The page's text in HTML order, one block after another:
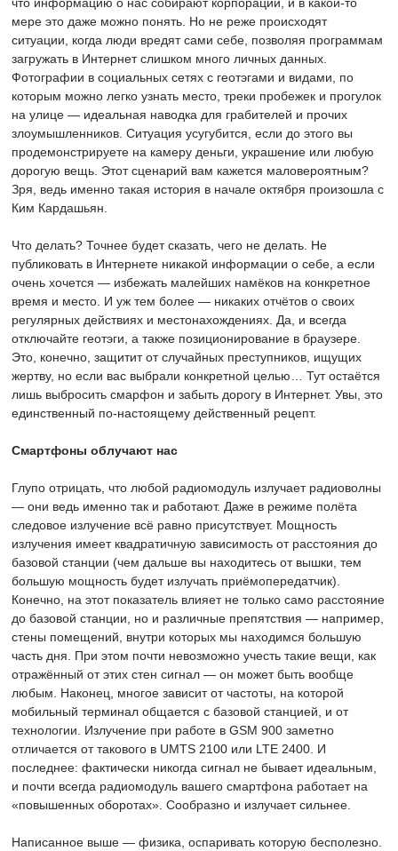
мере это даже можно понять. Но не реже происходят
ситуации, когда люди вредят сами себе, позволяя программам
загружать в Интернет слишком много личных данных.
Фотографии в социальных сетях с геотэгами и видами, по
которым можно легко узнать место, треки пробежек и прогулок
на улице — идеальная наводка для грабителей и прочих
злоумышленников. Ситуация усугубится, если до этого вы
продемонстрируете на камеру деньги, украшение или любую
дорогую вещь. Этот сценарий вам кажется маловероятным?
Зря, ведь именно такая история в начале октября произошла с
Ким Кардашьян.
Что делать? Точнее будет сказать, чего не делать. Не
публиковать в Интернете никакой информации о себе, а если
очень хочется — избежать малейших намёков на конкретное
время и место. И уж тем более — никаких отчётов о своих
регулярных действиях и местонахождениях. Да, и всегда
отключайте геотэги, а также позиционирование в браузере.
Это, конечно, защитит от случайных преступников, ищущих
жертву, но если вас выбрали конкретной целью… Тут остаётся
лишь выбросить смарфон и забыть дорогу в Интернет. Увы, это
единственный по-настоящему действенный рецепт.
Смартфоны облучают нас
Глупо отрицать, что любой радиомодуль излучает радиоволны
— они ведь именно так и работают. Даже в режиме полёта
следовое излучение всё равно присутствует. Мощность
излучения имеет квадратичную зависимость от расстояния до
базовой станции (чем дальше вы находитесь от вышки, тем
большую мощность будет излучать приёмопередатчик).
Конечно, на этот показатель влияет не только само расстояние
до базовой станции, но и различные препятствия — например,
стены помещений, внутри которых мы находимся большую
часть дня. При этом почти невозможно учесть такие вещи, как
отражённый от этих стен сигнал — он может быть вообще
любым. Наконец, многое зависит от частоты, на которой
мобильный терминал общается с базовой станцией, и от
технологии. Излучение при работе в GSM 900 заметно
отличается от такового в UMTS 2100 или LTE 2400. И
последнее: фактически никогда сигнал не бывает идеальным,
и почти всегда радиомодуль вашего смартфона работает на
«повышенных оборотах». Сообразно и излучает сильнее.
Написанное выше — физика, оспаривать которую бесполезно.